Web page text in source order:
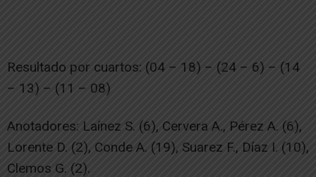
Resultado por cuartos: (04 – 18) – (24 – 6) – (14
– 13) – (11 – 08)
Anotadores: Laínez S. (6), Cervera A., Pérez A. (6),
Lorente D. (2), Conde A. (19), Suarez F., Díaz I. (10),
Clemos G. (2).